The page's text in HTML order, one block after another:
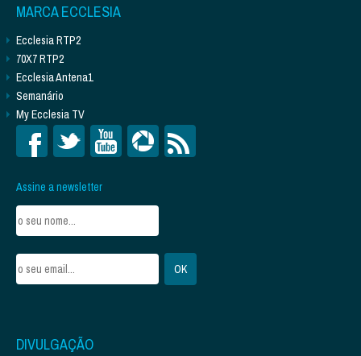
MARCA ECCLESIA
Ecclesia RTP2
70X7 RTP2
Ecclesia Antena1
Semanário
My Ecclesia TV
Assine a newsletter
DIVULGAÇÃO